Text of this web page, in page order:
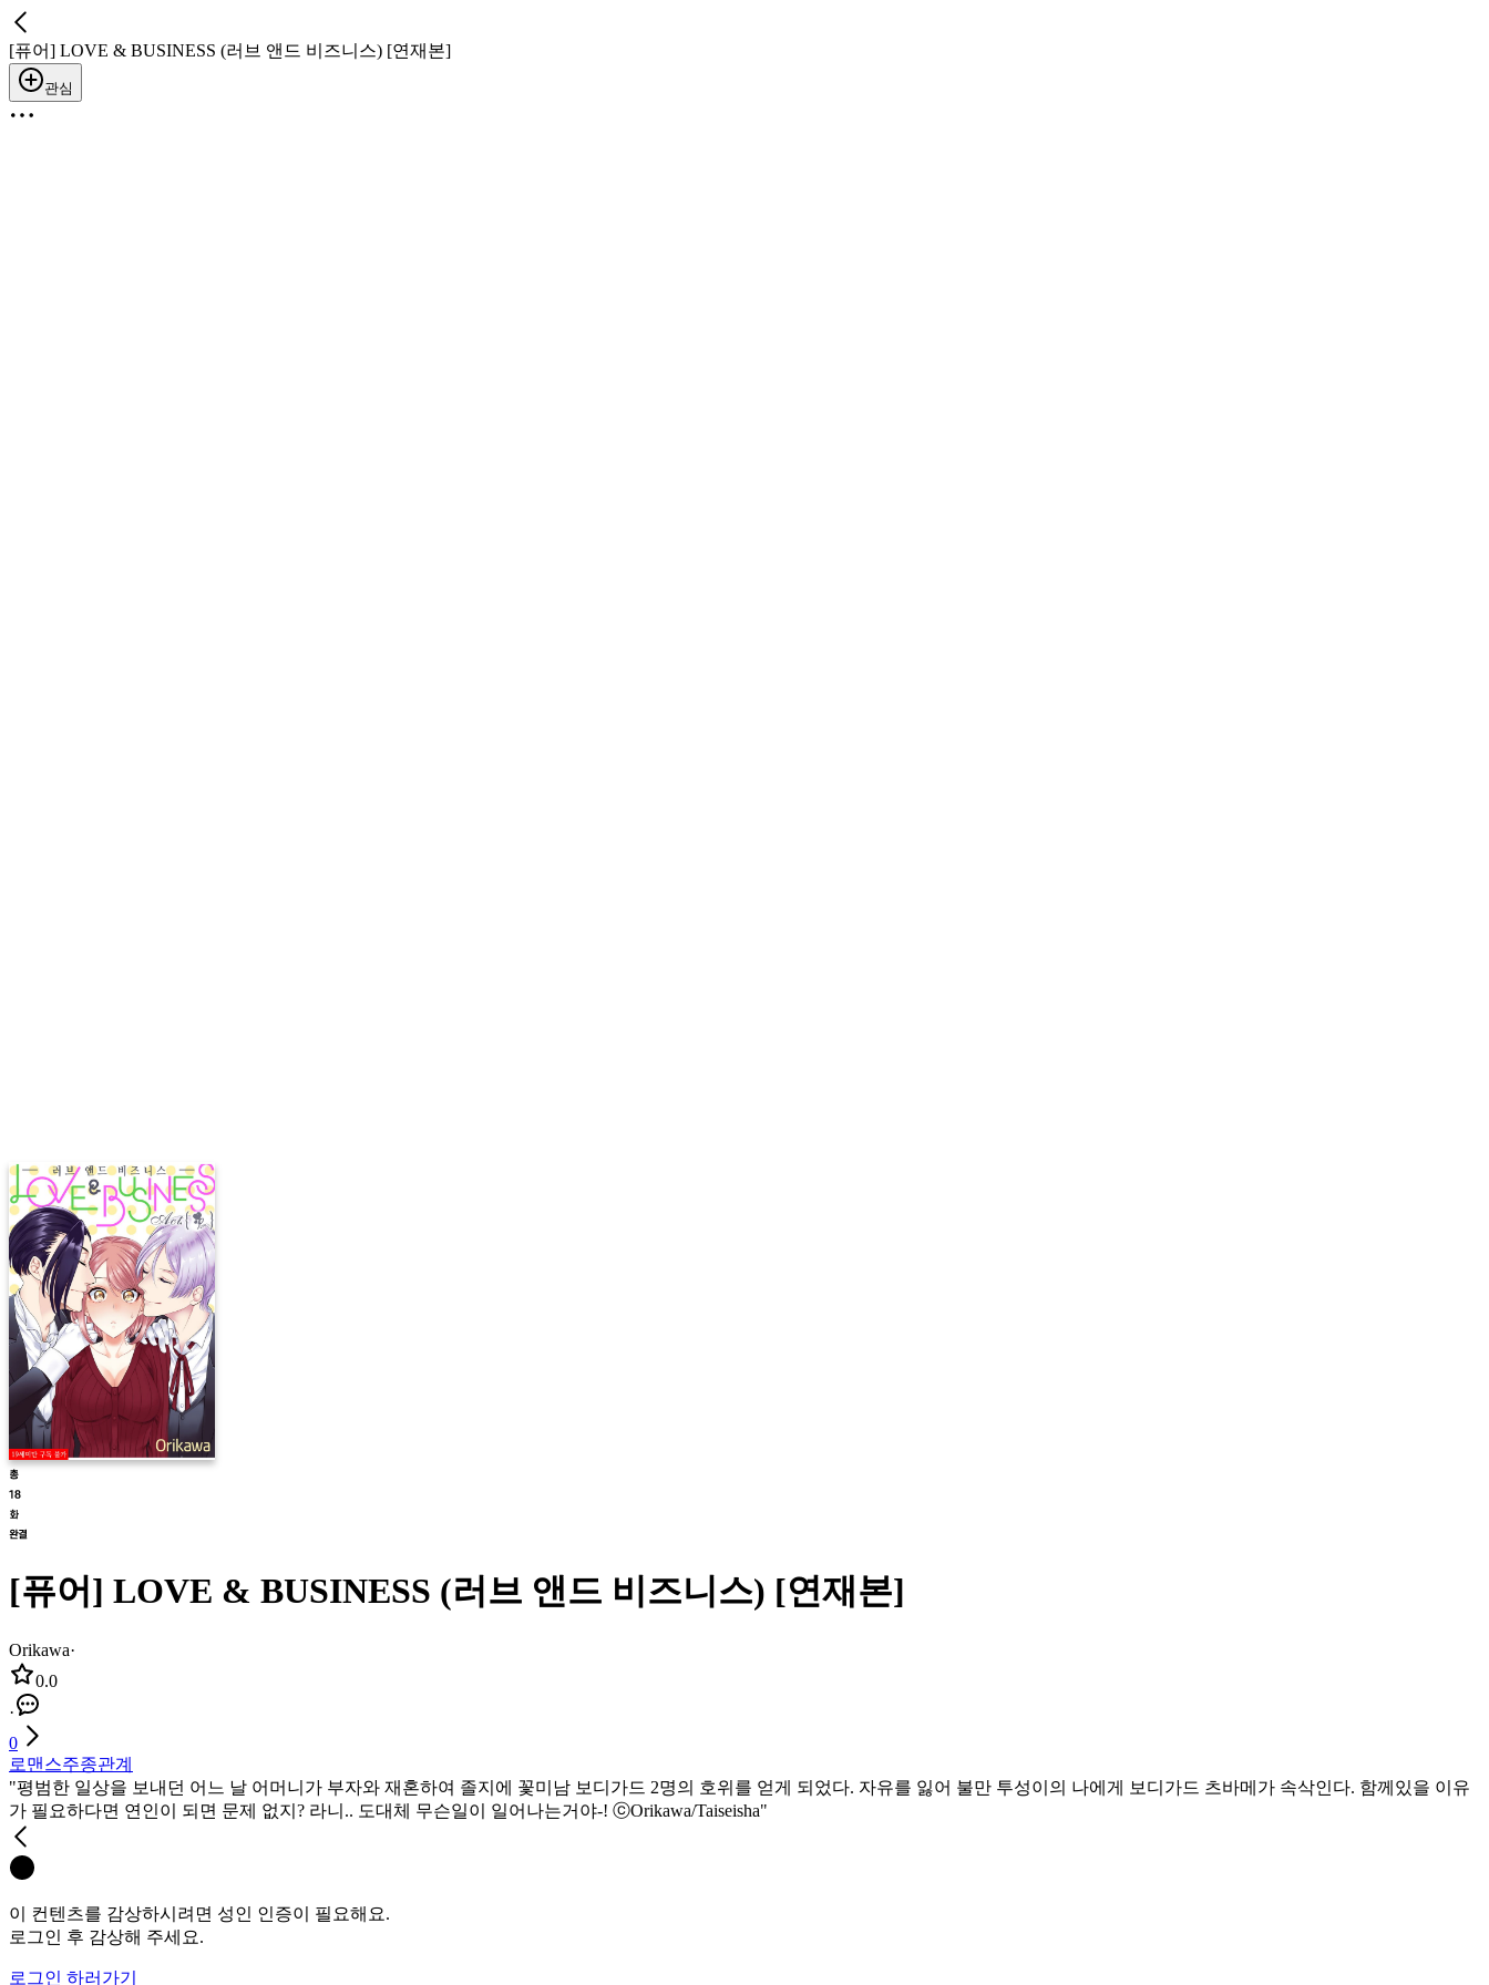
[퓨어] LOVE & BUSINESS (러브 앤드 비즈니스) [연재본]
관심
[퓨어] LOVE & BUSINESS (러브 앤드 비즈니스) [연재본]
Orikawa·
0.0
·
0
로맨스주종관계
"평범한 일상을 보내던 어느 날 어머니가 부자와 재혼하여 졸지에 꽃미남 보디가드 2명의 호위를 얻게 되었다. 자유를 잃어 불만 투성이의 나에게 보디가드 츠바메가 속삭인다. 함께있을 이유
가 필요하다면 연인이 되면 문제 없지? 라니.. 도대체 무슨일이 일어나는거야-! ⓒOrikawa/Taiseisha"
이 컨텐츠를 감상하시려면 성인 인증이 필요해요.
로그인 후 감상해 주세요.
로그인 하러가기